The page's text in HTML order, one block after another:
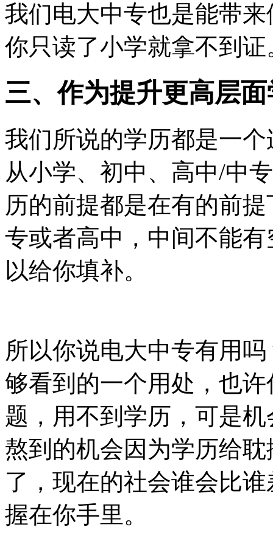
我们电大中专也是能带
你只读了小学就拿不到证
三、作为提升更高层
我们所说的学历都是一
从小学、初中、高中/中
历的前提都是在有的前
专或者高中，中间不能
以给你填补。
所以你说电大中专有用
够看到的一个用处，也
题，用不到学历，可是
熬到的机会因为学历给
了，现在的社会谁会比
握在你手里。